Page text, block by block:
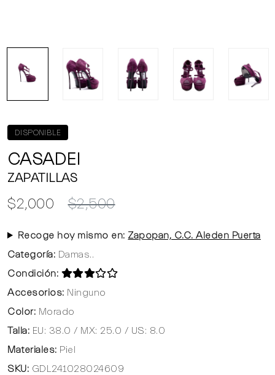
DISPONIBLE
CASADEI
ZAPATILLAS
$2,000 $2,500
Recoge hoy mismo en: Zapopan, C.C. Aleden Puerta
Categoría: Damas..
Condición:
Accesorios: Ninguno
Color: Morado
Talla: EU: 38.0 / MX: 25.0 / US: 8.0
Materiales: Piel
SKU: GDL241028024609